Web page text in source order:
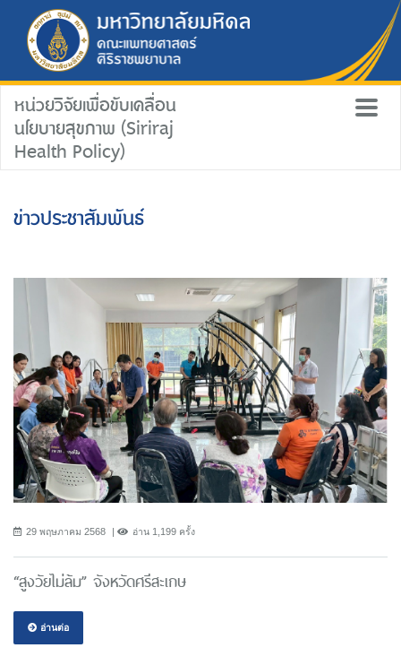
หน่วยวิจัยเพื่อขับเคลื่อน
นโยบายสุขภาพ (Siriraj
Health Policy)
ข่าวประชาสัมพันธ์
29 พฤษภาคม 2568 อ่าน 1,199 ครั้ง
“สูงวัยไม่ล้ม” จังหวัดศรีสะเกษ
อ่านต่อ